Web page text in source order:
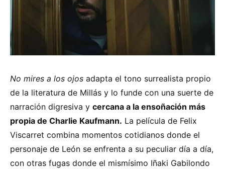
No mires a los ojos adapta el tono surrealista propio
de la literatura de Millás y lo funde con una suerte de
narración digresiva y cercana a la ensoñación más
propia de Charlie Kaufmann. La película de Felix
Viscarret combina momentos cotidianos donde el
personaje de León se enfrenta a su peculiar día a día,
con otras fugas donde el mismísimo Iñaki Gabilondo